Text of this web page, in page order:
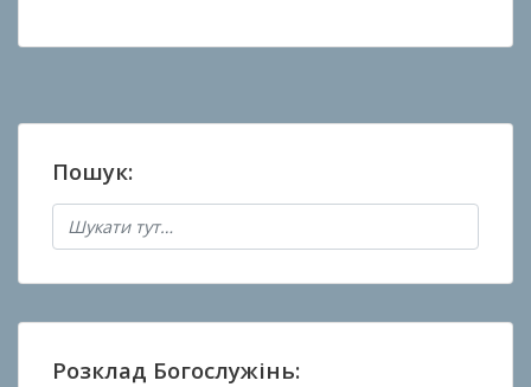
Пошук:
Розклад Богослужінь: